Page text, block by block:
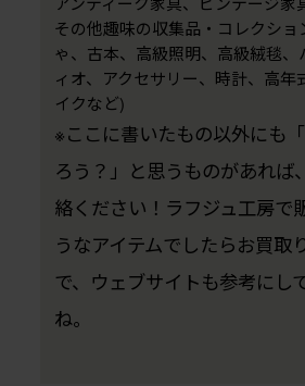
その他趣味の収集品・コレクショ
ゃ、古本、高級照明、高級絨毯
ィオ、アクセサリー、時計、高年
イクなど)
※ここに書いたもの以外にも
ろう？」と思うものがあれば
絡ください！ラフジュ工房で
うなアイテムでしたらお買取
で、ウェブサイトも参考にし
ね。